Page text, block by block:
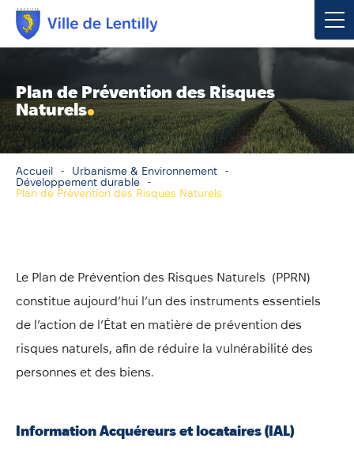
Plan de Prévention des Risques
Naturels
Accueil
Urbanisme & Environnement
Développement durable
Plan de Prévention des Risques Naturels
Le Plan de Prévention des Risques Naturels (PPRN)
constitue aujourd’hui l’un des instruments essentiels
de l’action de l’État en matière de prévention des
risques naturels, afin de réduire la vulnérabilité des
personnes et des biens.
Information Acquéreurs et locataires (IAL)
Votre mairie
Vivre à Lentilly
Social & Économie
Contacter votre mairie
Publications